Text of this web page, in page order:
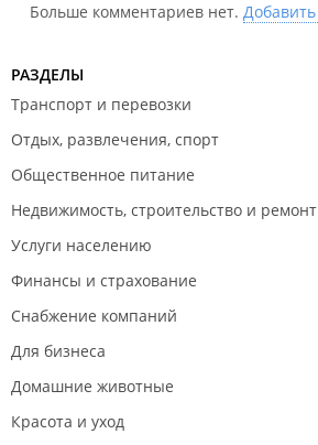
Больше комментариев нет.
РАЗДЕЛЫ
Транспорт и перевозки
Отдых, развлечения, спорт
Общественное питание
Недвижимость, строительство и ремонт
Услуги населению
Финансы и страхование
Снабжение компаний
Для бизнеса
Домашние животные
Красота и уход